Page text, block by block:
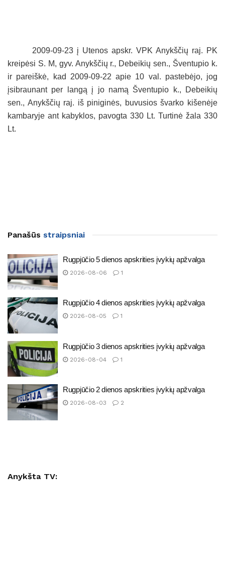
2009-09-23 į Utenos apskr. VPK Anykščių raj. PK
kreipėsi S. M, gyv. Anykščių r., Debeikių sen., Šventupio k.
ir pareiškė, kad 2009-09-22 apie 10 val. pastebėjo, jog
įsibraunant per langą į jo namą Šventupio k., Debeikių
sen., Anykščių raj. iš piniginės, buvusios švarko kišenėje
kambaryje ant kabyklos, pavogta 330 Lt. Turtinė žala 330
Lt.
Panašūs straipsniai
Rugpjūčio 5 dienos apskrities įvykių apžvalga
2026-08-06 1
Rugpjūčio 4 dienos apskrities įvykių apžvalga
2026-08-05 1
Rugpjūčio 3 dienos apskrities įvykių apžvalga
2026-08-04 1
Rugpjūčio 2 dienos apskrities įvykių apžvalga
2026-08-03 2
Anykšta TV: